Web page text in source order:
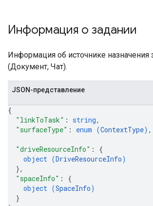
Информация о задании
Информация об источнике назначения
(Документ, Чат).
JSON-представление
{
"linkToTask" : string,
"surfaceType" : enum (ContextType) ,
"driveResourceInfo" : {
object (DriveResourceInfo)
},
"spaceInfo" : {
object (SpaceInfo)
}